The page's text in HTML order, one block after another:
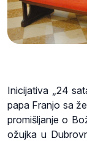
Inicijativa „24
papa Franjo sa
promišljanje o
ožujka u